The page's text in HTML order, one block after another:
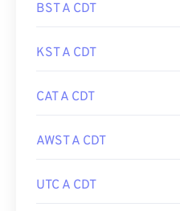
BST A CDT
KST A CDT
CAT A CDT
AWST A CDT
UTC A CDT